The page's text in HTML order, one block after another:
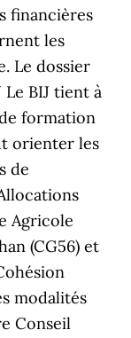
financières
les
Le dossier
Le BIJ tient à
formation
orienter les
de
Agricole
(CG56) et
modalités
Conseil